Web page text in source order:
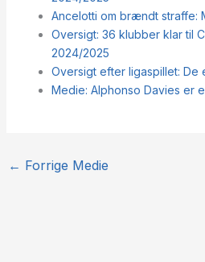
Ancelotti om brændt straffe:
Oversigt: 36 klubber klar til
2024/2025
Oversigt efter ligaspillet:
Medie: Alphonso Davies er
← Forrige Medie